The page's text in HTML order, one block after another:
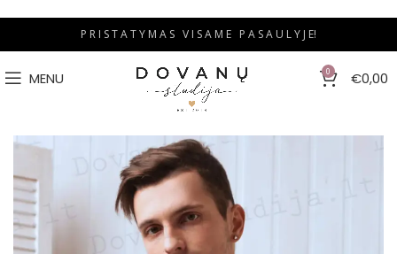
P R I S T A T Y M A S V I S A M E P A S A U L Y J E!
MENU 0 €0,00